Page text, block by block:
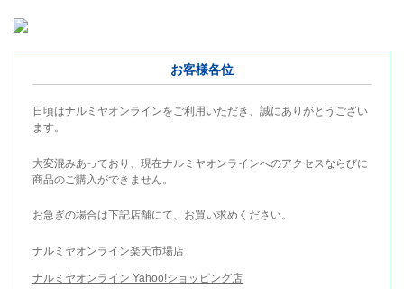
お客様各位
日頃はナルミヤオンラインをご利用いただき、誠にありがとうござい
ます。
大変混みあっており、現在ナルミヤオンラインへのアクセスならびに
商品のご購入ができません。
お急ぎの場合は下記店舗にて、お買い求めください。
ナルミヤオンライン楽天市場店
ナルミヤオンライン Yahoo!ショッピング店